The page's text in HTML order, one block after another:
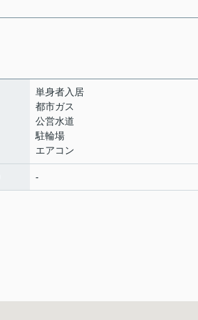
単身者入居
都市ガス
公営水道
駐輪場
エアコン
-